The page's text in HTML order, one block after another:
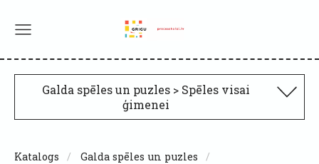
Galda spēles un puzles > Spēles visai
ģimenei
Katalogs
Galda spēles un puzles